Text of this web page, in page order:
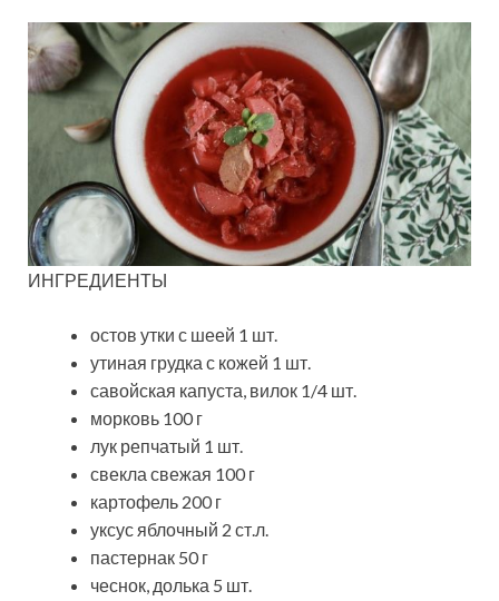
ИНГРЕДИЕНТЫ
остов утки с шеей 1 шт.
утиная грудка с кожей 1 шт.
савойская капуста, вилок 1/4 шт.
морковь 100 г
лук репчатый 1 шт.
свекла свежая 100 г
картофель 200 г
уксус яблочный 2 ст.л.
пастернак 50 г
чеснок, долька 5 шт.